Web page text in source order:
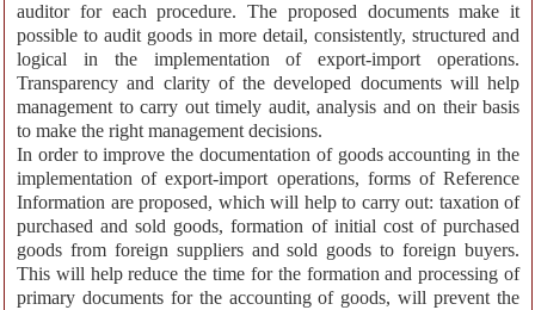
auditor for each procedure. The proposed documents make it
possible to audit goods in more detail, consistently, structured and
logical in the implementation of export-import operations.
Transparency and clarity of the developed documents will help
management to carry out timely audit, analysis and on their basis
to make the right management decisions.
In order to improve the documentation of goods accounting in the
implementation of export-import operations, forms of Reference
Information are proposed, which will help to carry out: taxation of
purchased and sold goods, formation of initial cost of purchased
goods from foreign suppliers and sold goods to foreign buyers.
This will help reduce the time for the formation and processing of
primary documents for the accounting of goods, will prevent the